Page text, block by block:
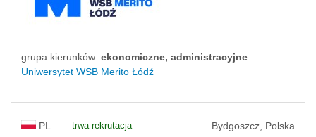
grupa kierunków: ekonomiczne, administracyjne
Uniwersytet WSB Merito Łódź
PL trwa rekrutacja Bydgoszcz, Polska